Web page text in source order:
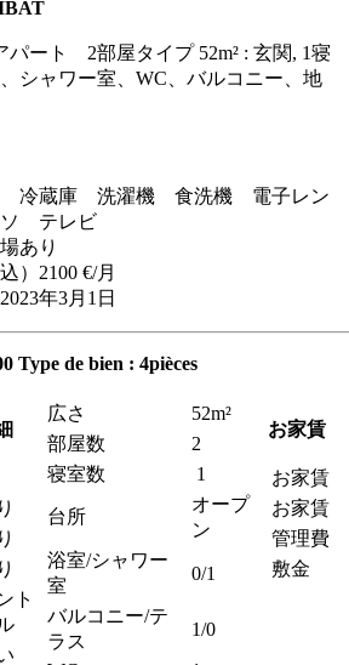
ート 2部屋タイプ 52m² : 玄関, 1寝
シャワー室、WC、バルコニー、地
冷蔵庫 洗濯機 食洗機 電子レン
テレビ
あり
）2100 €/月
年3月1日
Type de bien : 4pièces
ト
広さ
52m²
部屋数
2
寝室数
1
台所
オープ
ン
浴室/シャワー
室
0/1
バルコニー/テ
ラス
1/0
お家賃
お家賃
お家賃
管理費
敷金